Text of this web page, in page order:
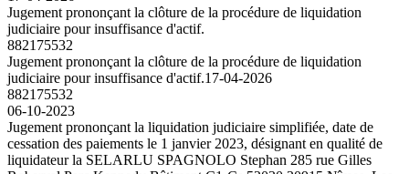
Jugement prononçant la clôture de la procédure de liquidation
judiciaire pour insuffisance d'actif.
882175532
Jugement prononçant la clôture de la procédure de liquidation
judiciaire pour insuffisance d'actif.17-04-2026
882175532
06-10-2023
Jugement prononçant la liquidation judiciaire simplifiée, date de
cessation des paiements le 1 janvier 2023, désignant en qualité de
liquidateur la SELARLU SPAGNOLO Stephan 285 rue Gilles